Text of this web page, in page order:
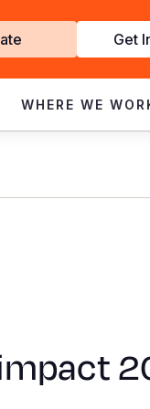
Get
WHERE WE